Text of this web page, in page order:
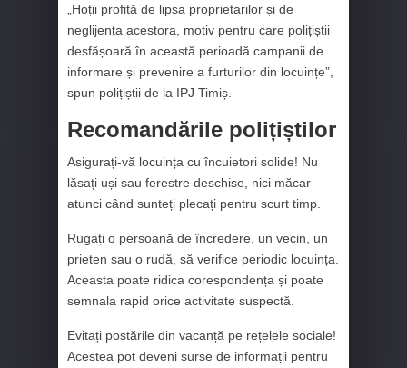
„Hoții profită de lipsa proprietarilor și de
neglijența acestora, motiv pentru care polițiștii
desfășoară în această perioadă campanii de
informare și prevenire a furturilor din locuințe”,
spun polițiștii de la IPJ Timiș.
Recomandările polițiștilor
Asigurați-vă locuința cu încuietori solide! Nu
lăsați uși sau ferestre deschise, nici măcar
atunci când sunteți plecați pentru scurt timp.
Rugați o persoană de încredere, un vecin, un
prieten sau o rudă, să verifice periodic locuința.
Aceasta poate ridica corespondența și poate
semnala rapid orice activitate suspectă.
Evitați postările din vacanță pe rețelele sociale!
Acestea pot deveni surse de informații pentru